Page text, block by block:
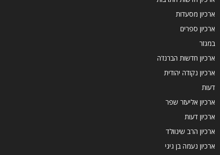
ארכיון מסעדות
ארכיון ספרים
במגזר
ארכיון חדשות הברנז'ה
ארכיון נקודה יהודית
דעות
ארכיון אליעזר שפר
ארכיון דעות
ארכיון הרב שינוולד
ארכיון נעמה בן גיגי